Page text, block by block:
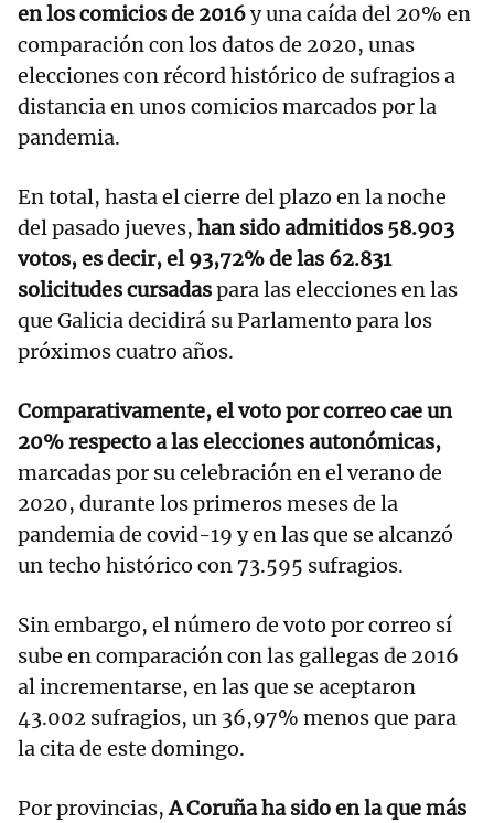
en los comicios de 2016y una caída del 20% en
comparación con los datos de 2020, unas
elecciones con récord histórico de sufragios a
distancia en unos comicios marcados por la
pandemia.
En total, hasta el cierre del plazo en la noche
del pasado jueves, han sido admitidos 58.903
votos, es decir, el 93,72% de las 62.831
solicitudes cursadaspara las elecciones en las
que Galicia decidirá su Parlamento para los
próximos cuatro años.
Comparativamente, el voto por correo cae un
20% respecto a las elecciones autonómicas,
marcadas por su celebración en el verano de
2020, durante los primeros meses de la
pandemia de covid-19 y en las que se alcanzó
un techo histórico con 73.595 sufragios.
Sin embargo, el número de voto por correo sí
sube en comparación con las gallegas de 2016
al incrementarse, en las que se aceptaron
43.002 sufragios, un 36,97% menos que para
la cita de este domingo.
Por provincias,A Coruña ha sido en la que más